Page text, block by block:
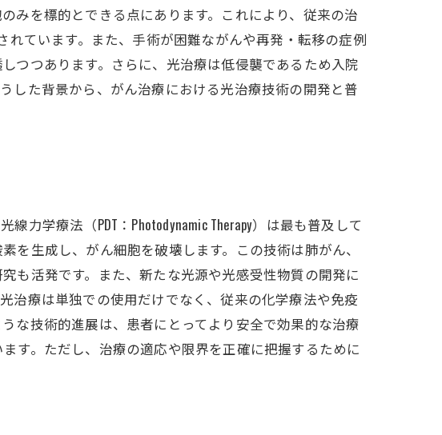
みを標的とできる点にあります。これにより、従来の治
れています。また、手術が困難ながんや再発・転移の症例
つつあります。さらに、光治療は低侵襲であるため入院
した背景から、がん治療における光治療技術の開発と普
学療法（PDT：Photodynamic Therapy）は最も普及して
生成し、がん細胞を破壊します。この技術は肺がん、
も活発です。また、新たな光源や光感受性物質の開発に
治療は単独での使用だけでなく、従来の化学療法や免疫
な技術的進展は、患者にとってより安全で効果的な治療
す。ただし、治療の適応や限界を正確に把握するために